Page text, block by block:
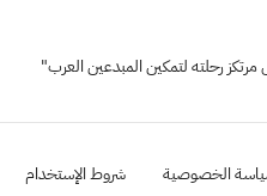
رحلته لتمكين المبدعين العرب"
الخصوصية شروط الإستخدام